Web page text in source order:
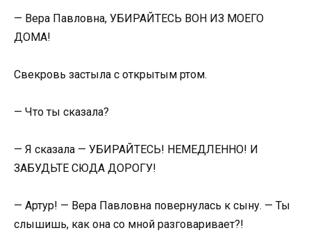
— Вера Павловна, УБИРАЙТЕСЬ ВОН ИЗ МОЕГО
ДОМА!
Свекровь застыла с открытым ртом.
— Что ты сказала?
— Я сказала — УБИРАЙТЕСЬ! НЕМЕДЛЕННО! И
ЗАБУДЬТЕ СЮДА ДОРОГУ!
— Артур! — Вера Павловна повернулась к сыну. — Ты
слышишь, как она со мной разговаривает?!